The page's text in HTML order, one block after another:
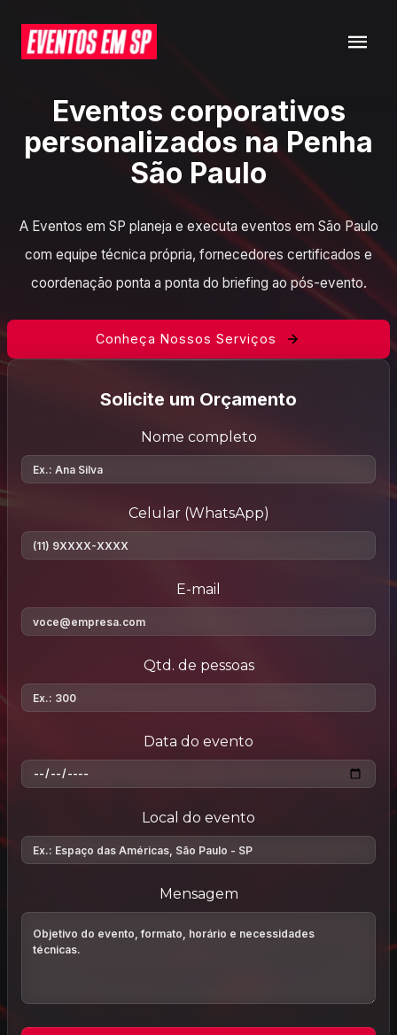
Eventos corporativos
personalizados na Penha
São Paulo
A Eventos em SP planeja e executa eventos em São Paulo
com equipe técnica própria, fornecedores certificados e
coordenação ponta a ponta do briefing ao pós-evento.
Conheça Nossos Serviços
Solicite um Orçamento
Nome completo
Celular (WhatsApp)
E-mail
Qtd. de pessoas
Data do evento
Local do evento
Mensagem